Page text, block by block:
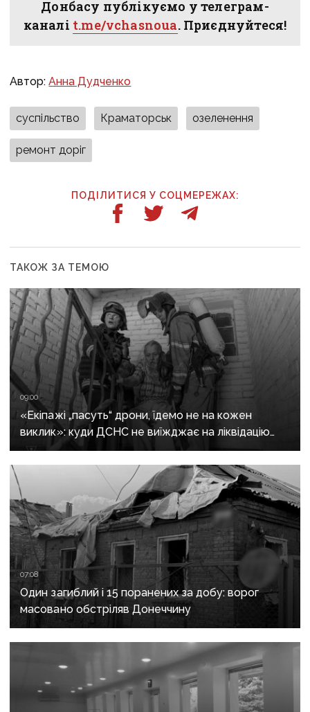
Донбасу публікуємо у телеграм-
каналі t.me/vchasnoua. Приєднуйтеся!
Автор:Анна Дудченко
суспільство Краматорськ озеленення
ремонт доріг
ПОДІЛИТИСЯ У СОЦМЕРЕЖАХ:
ТАКОЖ ЗА ТЕМОЮ
09:00
«Екіпажі „пасуть“ дрони, їдемо не на кожен
виклик»: куди ДСНС не виїжджає на ліквідацію
надзвичайних ситуацій у Краматорську
та Слов’янську
07:08
Один загиблий і 15 поранених за добу: ворог
масовано обстріляв Донеччину